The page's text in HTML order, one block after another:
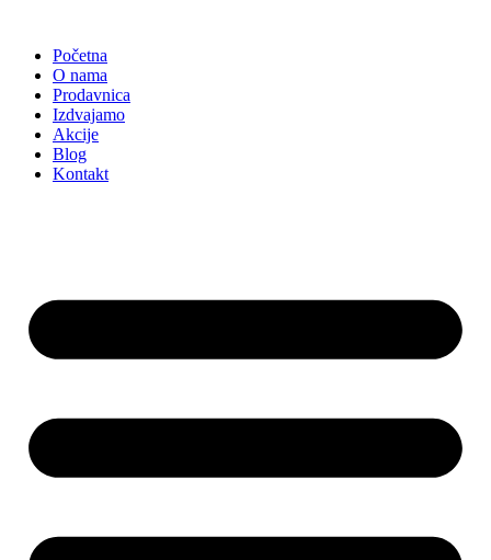
sadržajPočetna
O nama
Prodavnica
Izdvajamo
Akcije
Blog
Kontakt